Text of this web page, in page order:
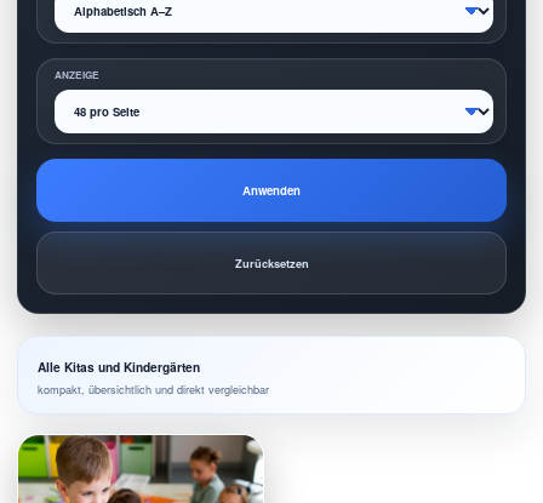
ANZEIGE
Anwenden
Zurücksetzen
Alle Kitas und Kindergärten
kompakt, übersichtlich und direkt vergleichbar